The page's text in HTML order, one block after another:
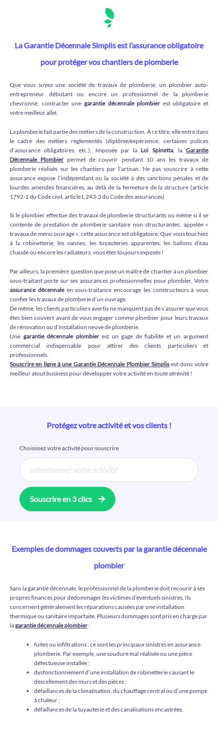
La Garantie Décennale Simplis est l’assurance obligatoire
pour protéger vos chantiers de plomberie
Que vous soyez une société de travaux de plomberie, un plombier auto-
entrepreneur débutant ou encore un professionnel de la plomberie
chevronné, contracter une garantie décennale plombier est obligatoire et
votre meilleur allié.
La plomberie fait partie des métiers de la construction. À ce titre, elle entre dans
le cadre des métiers réglementés (diplôme/expérience, certaines polices
d’assurance obligatoires, etc.). Imposée par la Loi Spinetta, laGarantie
Décennale Plombier permet de couvrir pendant 10 ans les travaux de
plomberie réalisés sur les chantiers par l’artisan. Ne pas souscrire à cette
assurance expose l’indépendant ou la société à des sanctions pénales et de
lourdes amendes financières, au delà de la fermeture de la structure (article
1792-1 du Code civil, article L 243-3 du Code des assurances)
Si le plombier effectue des travaux de plomberie structurants ou même si il se
contente de prestation de plomberie sanitaire non structurantes, appelée «
travaux de menu ouvrage », cette assurance est obligatoire. Que vous touchiez
à la robinetterie, les vannes, les tuyauteries apparentes, les ballons d’eau
chaude ou encore les radiateurs, vous êtes toujours exposés !
Par ailleurs, la première question que pose un maître de chantier à un plombier
sous-traitant porte sur ses assurances professionnelles pour plombier. Votre
assurance décennaleen sous-traitance encourage les constructeurs à vous
confier les travaux de plomberie d’un ouvrage.
De même, les clients particuliers avertis ne manquent pas de s’assurer que vous
êtes bien couvert avant de vous engager comme plombier pour leurs travaux
de rénovation ou d’installation neuve de plomberie.
Une garantie décennale plombierest un gage de fiabilité et un argument
commercial indispensable pour attirer des clients particuliers et
professionnels.
Souscrire en ligne à une Garantie Décennale Plombier Simplisest donc votre
meilleur atout business pour développer votre activité en toute sérénité !
Protégez votre activité et vos clients !
Choisissez votre activité pour souscrire
Souscrire en 3 clics
Exemples de dommages couverts par la garantie décennale
plombier
Sans la garantie décennale, le professionnel de la plomberie doit recourir à ses
propres finances pour dédommager les victimes d’éventuels sinistres. Ils
concernent généralement les réparations causées par une installation
thermique ou sanitaire imparfaite. Plusieurs dommages sont pris en charge par
lagarantie décennale plombier:
fuites ou infiltrations : ce sont les principaux sinistres en assurance
plomberie. Par exemple, une soudure mal réalisée ou une pièce
défectueuse installée ;
dysfonctionnement d’une installation de robinetterie causant le
descellement des murs et des pièces ;
défaillances de la climatisation, du chauffage central ou d’une pompe
à chaleur ;
défaillances de la tuyauterie et des canalisations encastrées.